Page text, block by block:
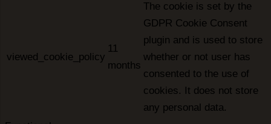
viewed_cookie_policy
11
months
The cookie is set by the
GDPR Cookie Consent
plugin and is used to store
whether or not user has
consented to the use of
cookies. It does not store
any personal data.